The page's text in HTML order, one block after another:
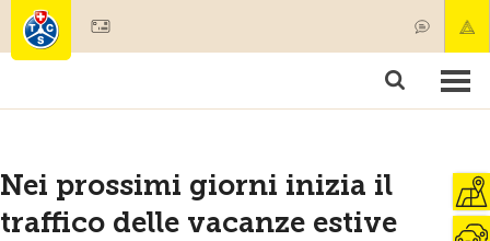
Societariato & prestazioni
Nei prossimi giorni inizia il
traffico delle vacanze estive